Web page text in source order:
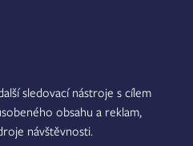
sledovací nástroje s cílem
obsahu a reklam,
návštěvnosti.
MLUVČÍ MAPA STRÁNEK